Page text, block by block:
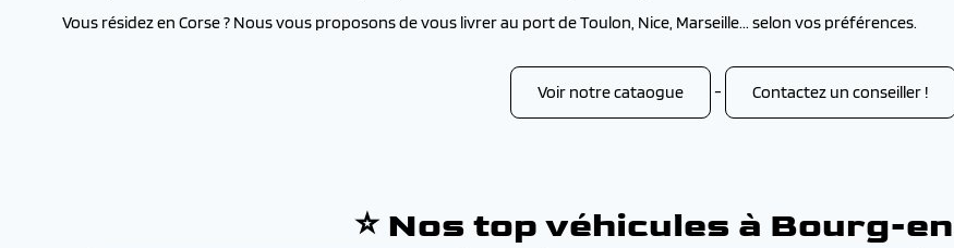
Vous résidez en Corse ? Nous vous proposons de vous livrer au port de Toulon, Nice, Marseille... selon vos préférences.
Voir notre cataogue - Contactez un conseiller !
⭐ Nos top véhicules à Bourg-